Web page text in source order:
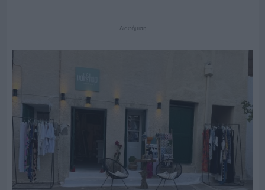
Διαφήμιση